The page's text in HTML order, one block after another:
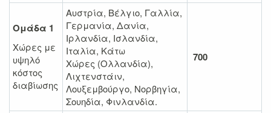
Ομάδα 1
Χώρες με
υψηλό
κόστος
διαβίωσης
Αυστρία, Βέλγιο, Γαλλία,
Γερμανία, Δανία,
Ιρλανδία, Ισλανδία,
Ιταλία, Κάτω
Χώρες (Ολλανδία),
Λιχτενστάιν,
Λουξεμβούργο, Νορβηγία,
Σουηδία, Φινλανδία.
700